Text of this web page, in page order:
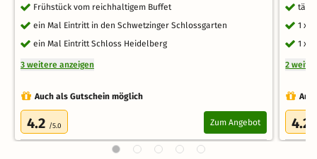
Frühstück vom reichhaltigem Buffet
ein Mal Eintritt in den Schwetzinger Schlossgarten
ein Mal Eintritt Schloss Heidelberg
3 weitere anzeigen
Auch als Gutschein möglich
4.2 /5.0 Zum Angebot
1 x
1 x
2
4.2